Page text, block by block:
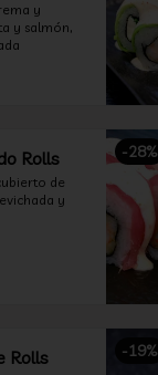
y
y salmón,
-28%
Rolls
de
y
-19%
Rolls